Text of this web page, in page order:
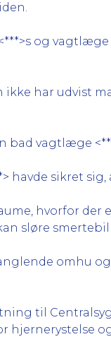
og vagtlæge
ikke har udvist
vagtlæge
sikret sig,
hvorfor der
sløre
omhu
til
hjernerystelse